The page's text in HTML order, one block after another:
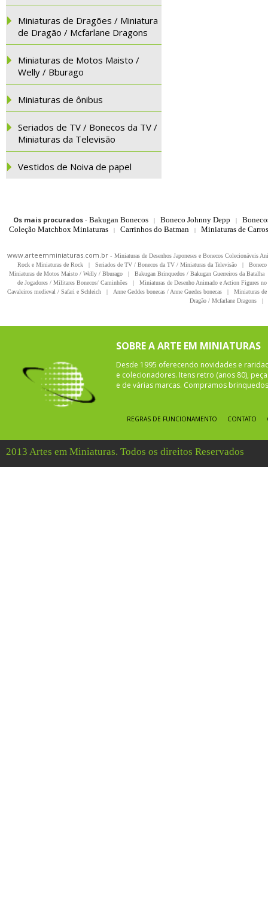
Miniaturas de Dragões / Miniatura
de Dragão / Mcfarlane Dragons
Miniaturas de Motos Maisto /
Welly / Bburago
Miniaturas de ônibus
Seriados de TV / Bonecos da TV /
Miniaturas da Televisão
Vestidos de Noiva de papel
Os mais procurados- Bakugan Bonecos | Boneco Johnny Depp |
Coleção Matchbox Miniaturas
| Carrinhos do Batman | Miniaturas de
www.arteemminiaturas.com.br - Miniaturas de Desenhos Japoneses e Bonecos Colecionáveis
Rock e Miniaturas de Rock
| Seriados de TV / Bonecos da TV / Miniaturas da Televisão |
Miniaturas de Motos Maisto / Welly / Bburago
| Bakugan Brinquedos / Bakugan Guerreiros da Batalha
de Jogadores / Militares Bonecos/ Caminhões
|
Miniaturas de Desenho Animado e Action Figures
Cavaleiros medieval / Safari e Schleich
| Anne Geddes bonecas / Anne Guedes bonecas |
Miniaturas
Dragão / Mcfarlane Dragons
|
SOBRE A ARTE EM MINIATURAS
Desde 1995 oferecendo novidades e
e colecionadores. Itens retro (anos 80),
e de várias marcas. Compramos
REGRAS DE FUNCIONAMENTO CONTATO
2013 Artes em Miniaturas. Todos os direitos Reservados